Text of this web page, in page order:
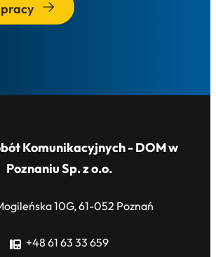
Komunikacyjnych - DOM w
Poznaniu Sp. z o.o.
10G, 61-052 Poznań
+48 61 63 33 659